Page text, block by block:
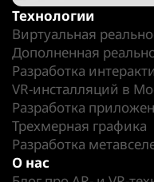
Технологии
Виртуальная
Дополненная
Разработка
VR-инсталляций в
Разработка
Трехмерная графика
Разработка
О нас